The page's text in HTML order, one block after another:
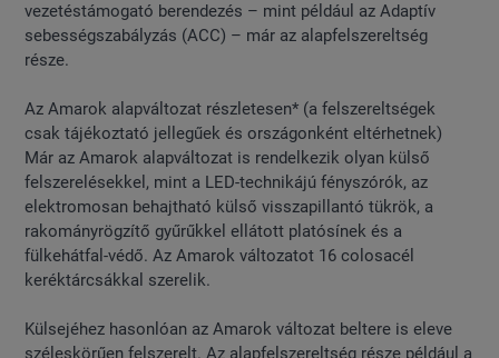
vezetéstámogató berendezés – mint például az Adaptív
sebességszabályzás (ACC) – már az alapfelszereltség
része.
Az Amarok alapváltozat részletesen* (a felszereltségek
csak tájékoztató jellegűek és országonként eltérhetnek)
Már az Amarok alapváltozat is rendelkezik olyan külső
felszerelésekkel, mint a LED-technikájú fényszórók, az
elektromosan behajtható külső visszapillantó tükrök, a
rakományrögzítő gyűrűkkel ellátott platósínek és a
fülkehátfal-védő. Az Amarok változatot 16 colosacél
keréktárcsákkal szerelik.
Külsejéhez hasonlóan az Amarok változat beltere is eleve
széleskörűen felszerelt. Az alapfelszereltség része például a